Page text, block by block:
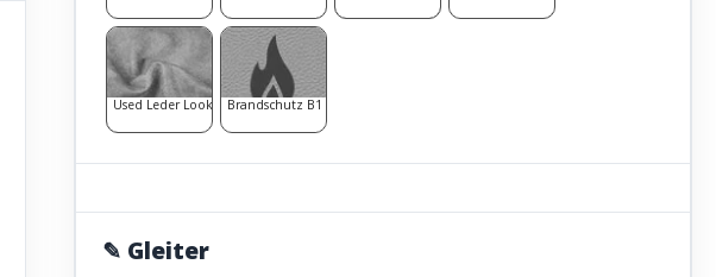
Used Leder Look Brandschutz B1
✎ Gleiter